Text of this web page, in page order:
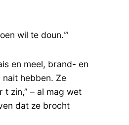
wil te doun.'”
en meel, brand- en
hebben. Ze
t zin,” – al mag wet
dat ze brocht